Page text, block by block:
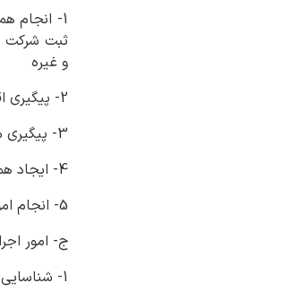
1- انجام
ثبت شرکت
و غیره
2- پیگیری اقدامات پس از صدور مجوز سرمایه‌گذاری خارجی از جمله مسائل اداری و ورود سرمایه‌های خارجی
3- پیگیری مشکلات اداری متقاضیان سرمایه‌گذاری با سایر دستگاه‌های اجرایی
4- ایجاد هماهنگی بین دستگاه‌ها در جهت رفع مشکلات و موانع مربوط به سرمایه‌گذاری به‌منظور رفع مشکلات توسط استاندار
5- انجام امور محول شده مربوط به نظارت و راهبری طرح‌های سرمایه‌گذاری از طرف سازمان
ج- امور
1- شناسایی و گردآوری فرصت‌های سرمایه‌گذاری استان مطابق نمونه ارائه شده توسط سازمان